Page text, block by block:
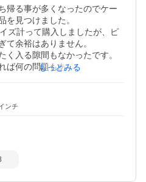
帰る事が多くなったのでケー
を見つけました。
ズ計って購入しましたが、ピ
て余裕はありません。
く入る隙間もなかったです。
ば何の問題もありません。
れがしにくいと思いました。
もっとみる
ンチ